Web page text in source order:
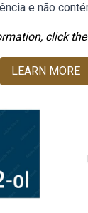
e não
click
LEARN MORE